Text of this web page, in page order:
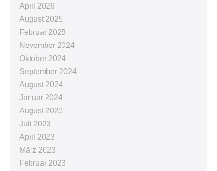
April 2026
August 2025
Februar 2025
November 2024
Oktober 2024
September 2024
August 2024
Januar 2024
August 2023
Juli 2023
April 2023
März 2023
Februar 2023